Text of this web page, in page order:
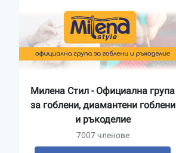
Милена Стил - Официална група
за гоблени, диамантени гоблени
и ръкоделие
7007 членове